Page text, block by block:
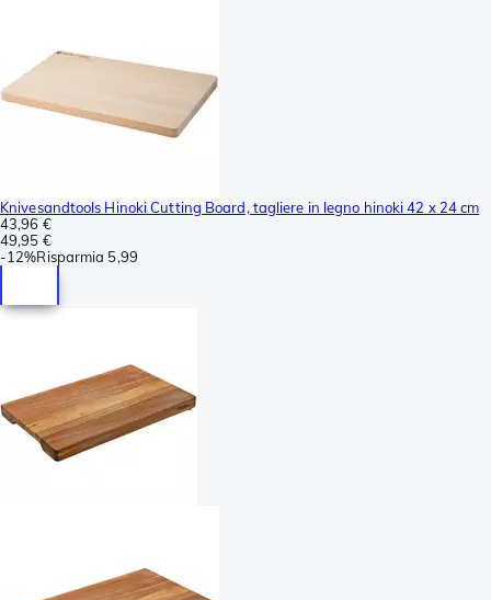
Knivesandtools Hinoki Cutting Board, tagliere in legno hinoki 42 x 24 cm
43,96 €
49,95 €
-12%Risparmia 5,99